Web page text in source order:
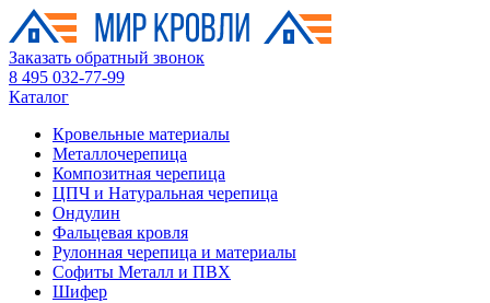
Заказать обратный звонок
8 495 032-77-99
Каталог
Кровельные материалы
Металлочерепица
Композитная черепица
ЦПЧ и Натуральная черепица
Ондулин
Фальцевая кровля
Рулонная черепица и материалы
Софиты Металл и ПВХ
Шифер